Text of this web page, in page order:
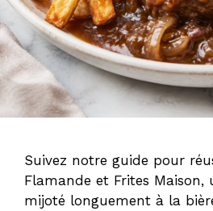
Suivez notre guide pour
Flamande et Frites Maison,
mijoté longuement à la